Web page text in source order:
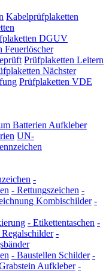
Kabelprüfplaketten
DGUV
Feuerlöscher
Prüfplaketten Leitern
Nächster
Prüfplaketten VDE
Batterien Aufkleber
UN-
-
- Rettungszeichen -
Kombischilder -
- Etikettentaschen -
Regalschilder -
- Baustellen Schilder -
Aufkleber -